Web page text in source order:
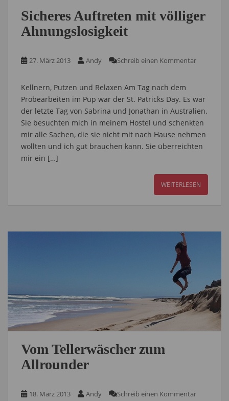
Sicheres Auftreten mit völliger
Ahnungslosigkeit
27. März 2013 Andy Schreib einen Kommentar
Kellnern, Putzen und Relaxen Am Tag nach dem
Probearbeiten im Pup war der St. Patricks Day. Es war
der letzte Tag von Sabrina und Jonathan in Australien.
Sie besuchten mich in meinem Hostel und schenkten
mir alle Sachen, die sie nicht mit nach Hause nehmen
wollten und ich gut brauchen kann. Sie überreichten
mir ein […]
WEITERLESEN
Vom Tellerwäscher zum
Allrounder
18. März 2013 Andy Schreib einen Kommentar